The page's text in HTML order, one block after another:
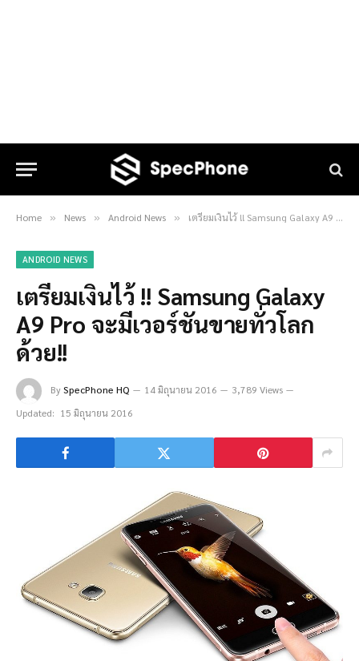
Home » News » Android News » เตรียมเงินไว้ !! Samsung Galaxy A9 Pro จะมีเวอร์ชันขายทั่วโลกด้วย!!
ANDROID NEWS
เตรียมเงินไว้ !! Samsung Galaxy
A9 Pro จะมีเวอร์ชันขายทั่วโลก
ด้วย!!
BySpecPhone HQ 14 มิถุนายน 2016
3,789 Views
Updated: 15 มิถุนายน 2016